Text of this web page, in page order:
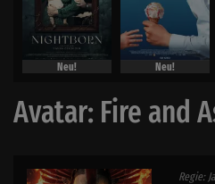
Neu! Neu!
Avatar: Fire and
Regie: